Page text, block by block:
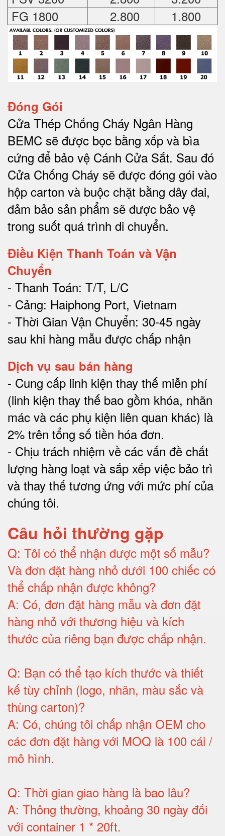
FG 1800
2.800 1.800
Đóng Gói
Cửa Thép Chống Cháy Ngân Hàng
BEMC sẽ được bọc bằng xốp và bìa
cứng để bảo vệ Cánh Cửa Sắt. Sau đó
Cửa Chống Cháy sẽ được đóng gói vào
hộp carton và buộc chặt bằng dây đai,
đảm bảo sản phẩm sẽ được bảo vệ
trong suốt quá trình di chuyển.
Điều Kiện Thanh Toán và Vận
Chuyển
- Thanh Toán: T/T, L/C
- Cảng: Haiphong Port, Vietnam
- Thời Gian Vận Chuyển: 30-45 ngày
sau khi hàng mẫu được chấp nhận
Dịch vụ sau bán hàng
- Cung cấp linh kiện thay thế miễn phí
(linh kiện thay thế bao gồm khóa, nhãn
mác và các phụ kiện liên quan khác) là
2% trên tổng số tiền hóa đơn.
- Chịu trách nhiệm về các vấn đề chất
lượng hàng loạt và sắp xếp việc bảo trì
và thay thế tương ứng với mức phí của
chúng tôi.
Câu hỏi thường gặp
Q: Tôi có thể nhận được một số mẫu?
Và đơn đặt hàng nhỏ dưới 100 chiếc có
thể chấp nhận được không?
A: Có, đơn đặt hàng mẫu và đơn đặt
hàng nhỏ với thương hiệu và kích
thước của riêng bạn được chấp nhận.
Q: Bạn có thể tạo kích thước và thiết
kế tùy chỉnh (logo, nhãn, màu sắc và
thùng carton)?
A: Có, chúng tôi chấp nhận OEM cho
các đơn đặt hàng với MOQ là 100 cái /
mô hình.
Q: Thời gian giao hàng là bao lâu?
A: Thông thường, khoảng 30 ngày đối
với container 1 * 20ft.